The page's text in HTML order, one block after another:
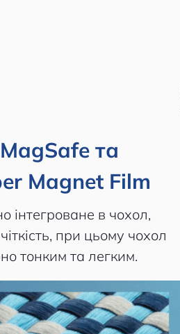
та
Magnet Film
інтегроване в чохол,
при цьому чохол
тонким та легким.